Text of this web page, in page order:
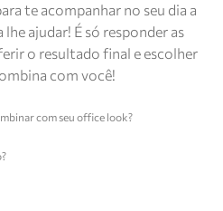
te acompanhar no seu dia a
ajudar! É só responder as
o resultado final e escolher
com você!
com seu office look?